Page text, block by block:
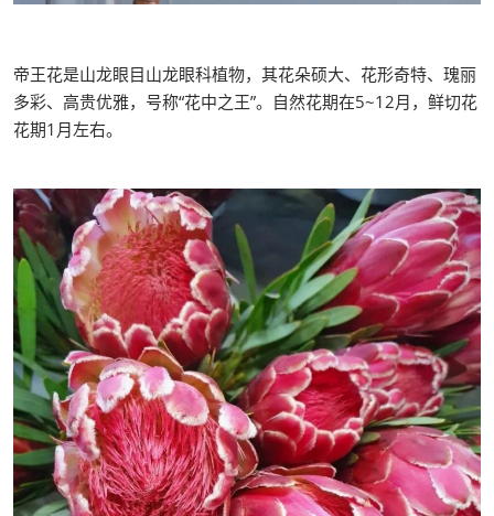
帝王花是山龙眼目山龙眼科植物，其花朵硕大、花形奇特、瑰丽
多彩、高贵优雅，号称“花中之王”。自然花期在5~12月，鲜切花
花期1月左右。